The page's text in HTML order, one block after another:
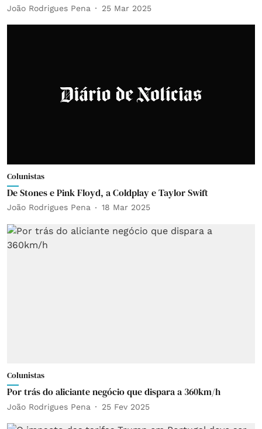
João Rodrigues Pena 25 Mar 2025
Colunistas
De Stones e Pink Floyd, a Coldplay e Taylor Swift
João Rodrigues Pena 18 Mar 2025
Colunistas
Por trás do aliciante negócio que dispara a 360km/h
João Rodrigues Pena 25 Fev 2025